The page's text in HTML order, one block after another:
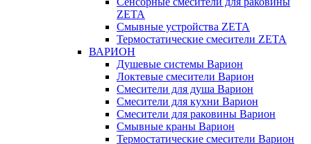
ZETA
Смывные устройства ZETA
Термостатические смесители ZETA
ВАРИОН
Душевые системы Варион
Локтевые смесители Варион
Смесители для душа Варион
Смесители для кухни Варион
Смесители для раковины Варион
Смывные краны Варион
Термостатические смесители Варион